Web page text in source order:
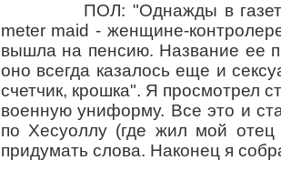
ПОЛ: "Однажды в газете
meter maid - женщине-
вышла на пенсию. Название ее
оно всегда казалось еще и
счетчик, крошка". Я просмотрел
военную униформу. Все это и
по Хесуоллу (где жил мой
придумать слова. Наконец я